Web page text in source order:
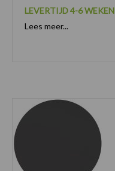
LEVERTIJD 4-6 WEKEN
Lees meer...